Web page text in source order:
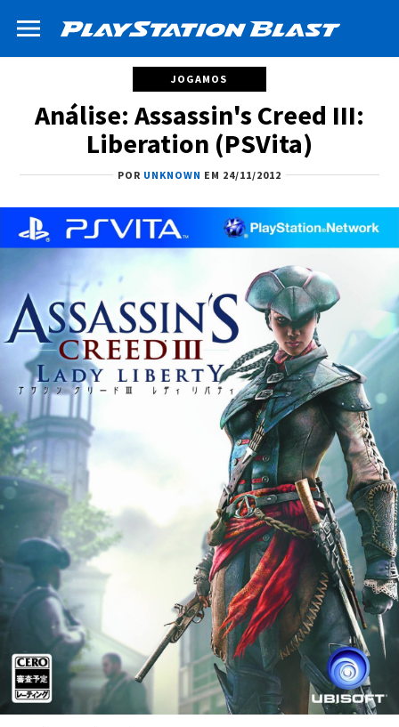
JOGAMOS
Análise: Assassin's Creed III:
Liberation (PSVita)
POR UNKNOWN EM 24/11/2012